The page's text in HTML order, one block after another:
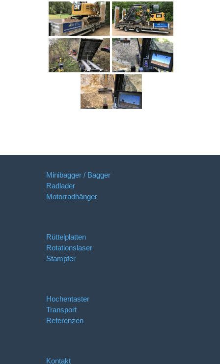
Minibagger / Bagger
Radlader
Motorradhänger
Rüttelplatten
Rotationslaser
Stampfer
Hochentaster
Transport
Referenzen
Kontakt